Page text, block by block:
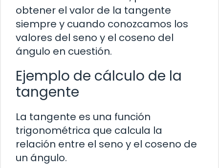
obtener el valor de la tangente
siempre y cuando conozcamos los
valores del seno y el coseno del
ángulo en cuestión.
Ejemplo de cálculo de la
tangente
La tangente es una función
trigonométrica que calcula la
relación entre el seno y el coseno de
un ángulo.